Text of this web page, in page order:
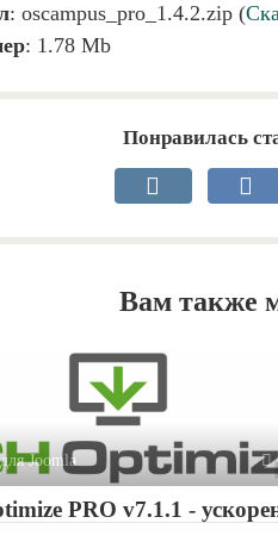
: oscampus_pro_1.4.2.zip (
: 1.78 Mb
Понравилась
Вам также
Joomla
PRO v7.1.1 -